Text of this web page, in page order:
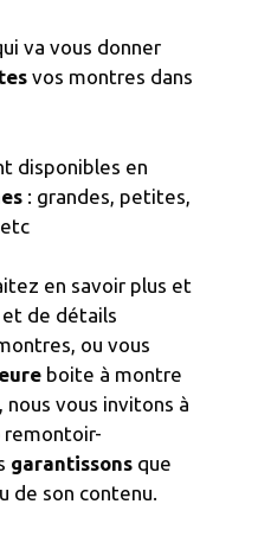
va vous donner
vos montres dans
disponibles en
: grandes, petites,
en savoir plus et
et de détails
ou vous
boite à montre
, nous vous invitons à
remontoir-
garantissons que
de son contenu.